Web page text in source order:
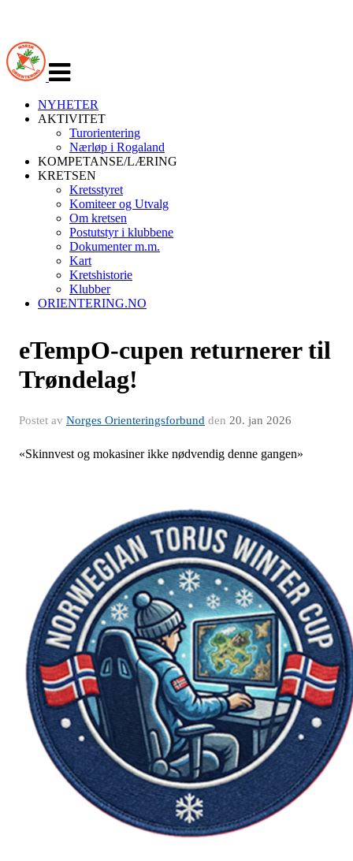
navigasjon
NYHETER
AKTIVITET
Turorientering
Nærløp i Rogaland
KOMPETANSE/LÆRING
KRETSEN
Kretsstyret
Komiteer og Utvalg
Om kretsen
Postutstyr i klubbene
Dokumenter m.m.
Kart
Kretshistorie
Klubber
ORIENTERING.NO
eTempO-cupen returnerer til
Trøndelag!
Postet av Norges Orienteringsforbund den 20. jan 2026
«Skinnvest og mokasiner ikke nødvendig denne gangen»